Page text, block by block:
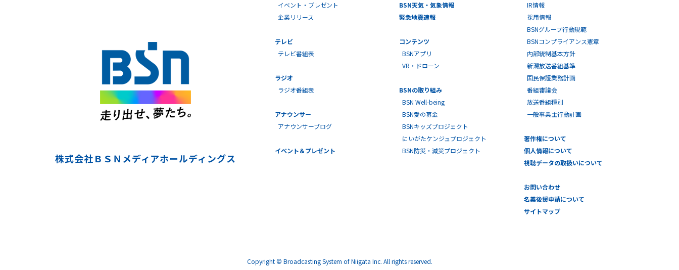
株式会社ＢＳＮメディアホールディングス
イベント・プレゼント
企業リリース
テレビ
テレビ番組表
ラジオ
ラジオ番組表
アナウンサー
アナウンサーブログ
イベント＆プレゼント
BSN天気・気象情報
緊急地震速報
コンテンツ
BSNアプリ
VR・ドローン
BSNの取り組み
BSN Well-being
BSN愛の募金
BSNキッズプロジェクト
にいがたケンジュプロジェクト
BSN防災・減災プロジェクト
IR情報
採用情報
BSNグループ行動規範
BSNコンプライアンス憲章
内部統制基本方針
新潟放送番組基準
国民保護業務計画
番組審議会
放送番組種別
一般事業主行動計画
著作権について
個人情報について
視聴データの取扱いについて
お問い合わせ
名義後援申請について
サイトマップ
Copyright © Broadcasting System of Niigata Inc. All rights reserved.